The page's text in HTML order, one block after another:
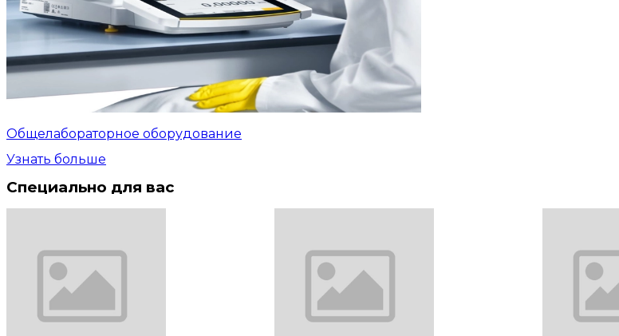
Общелабораторное оборудование
Узнать больше
Специально для вас